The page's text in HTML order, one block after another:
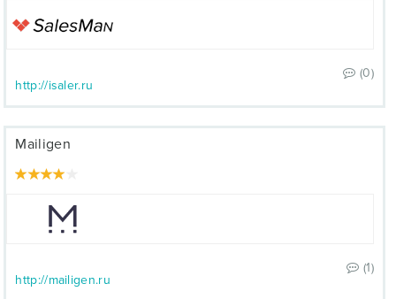
(0)
http://isaler.ru
Mailigen
(1)
http://mailigen.ru